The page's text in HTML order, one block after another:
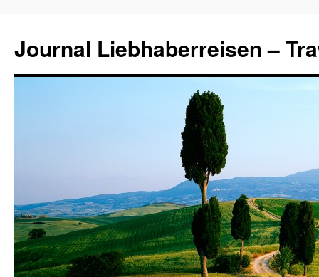
Journal Liebhaberreisen –